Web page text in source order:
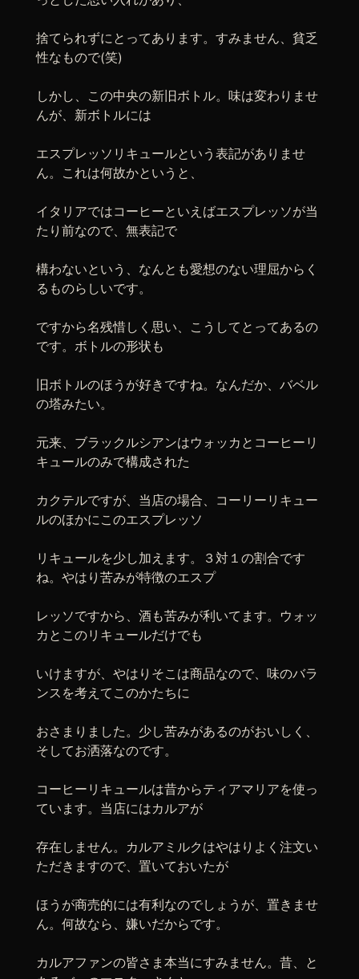
捨てられずにとってあります。すみません、貧乏
性なもので(笑)
しかし、この中央の新旧ボトル。味は変わりませ
んが、新ボトルには
エスプレッソリキュールという表記がありませ
ん。これは何故かというと、
イタリアではコーヒーといえばエスプレッソが当
たり前なので、無表記で
構わないという、なんとも愛想のない理屈からく
るものらしいです。
ですから名残惜しく思い、こうしてとってあるの
です。ボトルの形状も
旧ボトルのほうが好きですね。なんだか、バベル
の塔みたい。
元来、ブラックルシアンはウォッカとコーヒーリ
キュールのみで構成された
カクテルですが、当店の場合、コーリーリキュー
ルのほかにこのエスプレッソ
リキュールを少し加えます。３対１の割合です
ね。やはり苦みが特徴のエスプ
レッソですから、酒も苦みが利いてます。ウォッ
カとこのリキュールだけでも
いけますが、やはりそこは商品なので、味のバラ
ンスを考えてこのかたちに
おさまりました。少し苦みがあるのがおいしく、
そしてお洒落なのです。
コーヒーリキュールは昔からティアマリアを使っ
ています。当店にはカルアが
存在しません。カルアミルクはやはりよく注文い
ただきますので、置いておいたが
ほうが商売的には有利なのでしょうが、置きませ
ん。何故なら、嫌いだからです。
カルアファンの皆さま本当にすみません。昔、と